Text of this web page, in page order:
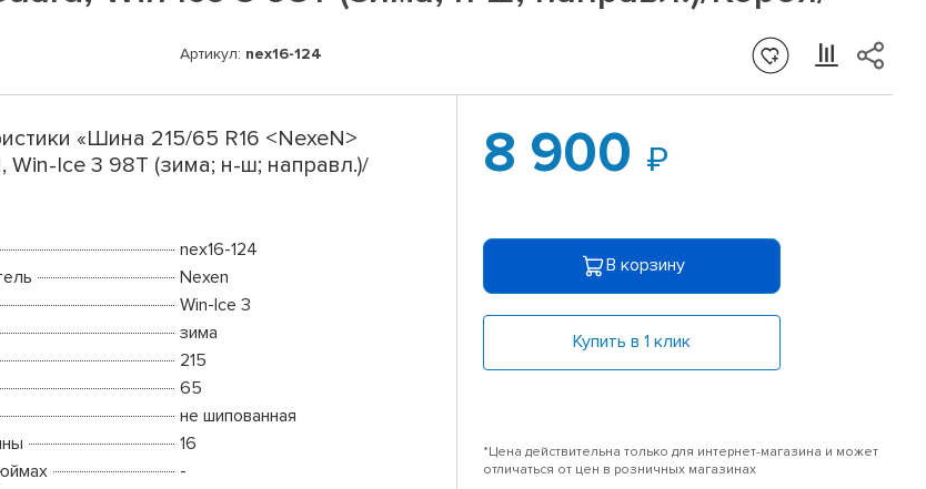
Артикул: nex16-124
«Шина 215/65 R16 <NexeN>
Win-Ice 3 98T (зима; н-ш; направл.)/
nex16-124
Nexen
Win-Ice 3
зима
215
65
не шипованная
16
-
8 900
В корзину
Купить в 1 клик
*Цена действительна только для интернет-магазина и может
отличаться от цен в розничных магазинах